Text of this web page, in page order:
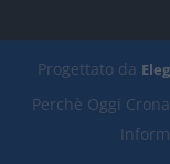
Progettato da
Perchè Oggi